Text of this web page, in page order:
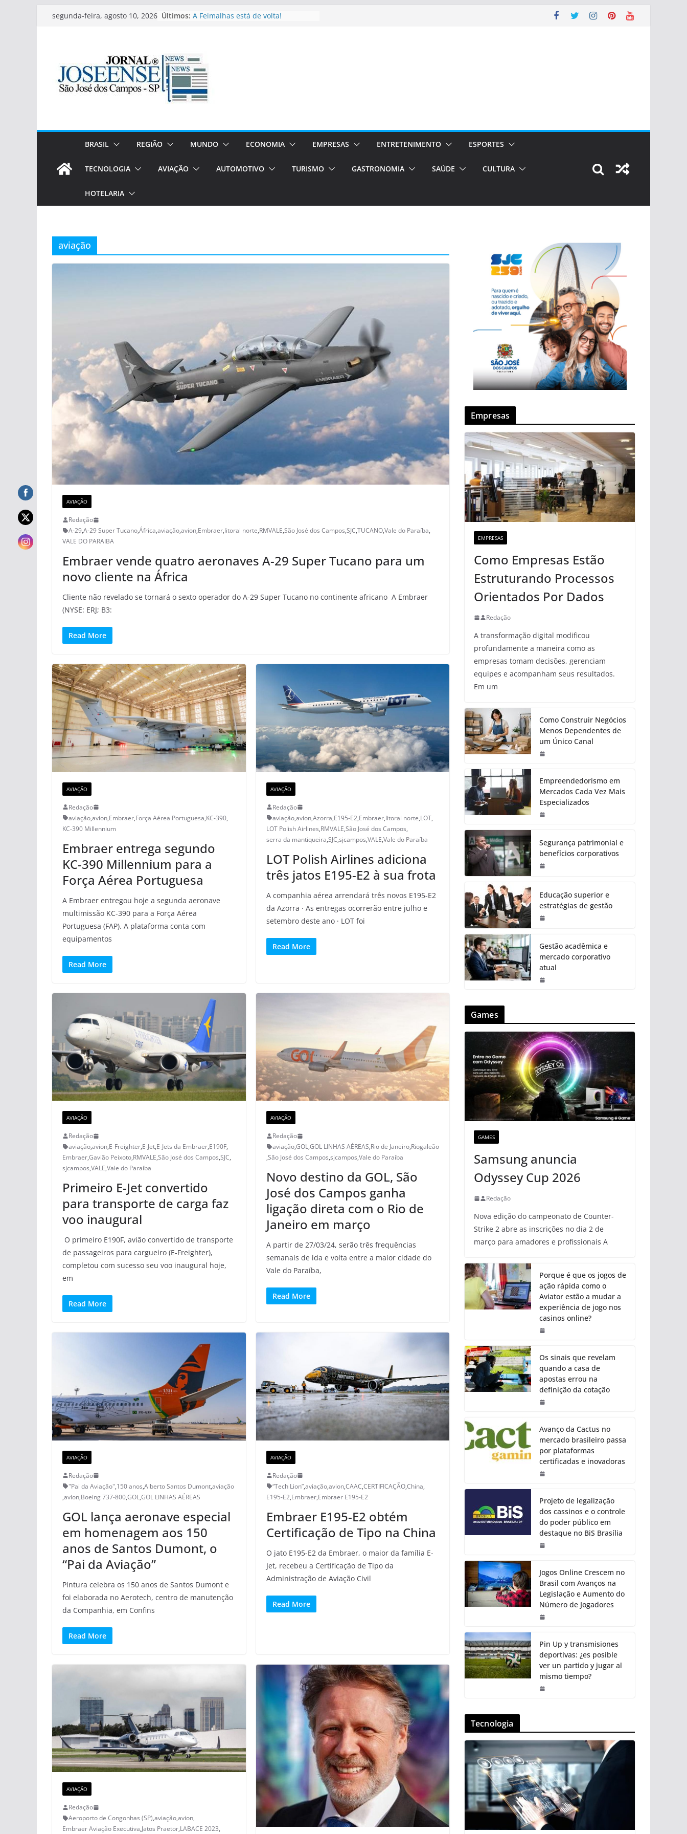
Pularsegunda-feira, agosto 10, 2026 Últimos: A Feimalhas está de volta!
impulsiona o turismo em Porto
Seguro com serviços de transfer,
passeios e traslados de alto padrão
Educa Mais Brasil bolsas –
lançadas vagas para o segundo
do vinho(experiências únicas e
BRASIL REGIÃO MUNDO ECONOMIA EMPRESAS ENTRETENIMENTO ESPORTES
TECNOLOGIA AVIAÇÃO AUTOMOTIVO TURISMO GASTRONOMIA SAÚDE CULTURA
HOTELARIA
aviação
AVIAÇÃO
Redação
A-29,A-29 Super Tucano,África,aviação,avion,Embraer,litoral norte,RMVALE,São José dos Campos,SJC,TUCANO,Vale do Paraíba,
VALE DO PARAIBA
Embraer vende quatro aeronaves A-29 Super Tucano para um
novo cliente na África
Cliente não revelado se tornará o sexto operador do A-29 Super Tucano no continente africano A Embraer
(NYSE: ERJ; B3:
Read More
AVIAÇÃO
Redação
aviação,avion,Embraer,Força Aérea Portuguesa,KC-390,
KC-390 Millennium
Embraer entrega segundo
KC-390 Millennium para a
Força Aérea Portuguesa
A Embraer entregou hoje a segunda aeronave
multimissão KC-390 para a Força Aérea
Portuguesa (FAP). A plataforma conta com
equipamentos
Read More
AVIAÇÃO
Redação
aviação,avion,Azorra,E195-E2,Embraer,litoral norte,LOT,
LOT Polish Airlines,RMVALE,São José dos Campos,
serra da mantiqueira,SJC,sjcampos,VALE,Vale do Paraíba
LOT Polish Airlines adiciona
três jatos E195-E2 à sua frota
A companhia aérea arrendará três novos E195-E2
da Azorra · As entregas ocorrerão entre julho e
setembro deste ano · LOT foi
Read More
AVIAÇÃO
Redação
aviação,avion,E-Freighter,E-Jet,E-Jets da Embraer,E190F,
Embraer,Gavião Peixoto,RMVALE,São José dos Campos,SJC,
sjcampos,VALE,Vale do Paraíba
Primeiro E-Jet convertido
para transporte de carga faz
voo inaugural
O primeiro E190F, avião convertido de transporte
de passageiros para cargueiro (E-Freighter),
completou com sucesso seu voo inaugural hoje,
em
Read More
AVIAÇÃO
Redação
aviação,GOL,GOL LINHAS AÉREAS,Rio de Janeiro,Riogaleão
,São José dos Campos,sjcampos,Vale do Paraíba
Novo destino da GOL, São
José dos Campos ganha
ligação direta com o Rio de
Janeiro em março
A partir de 27/03/24, serão três frequências
semanais de ida e volta entre a maior cidade do
Vale do Paraíba,
Read More
AVIAÇÃO
Redação
"Pai da Aviação",150 anos,Alberto Santos Dumont,aviação
,avion,Boeing 737-800,GOL,GOL LINHAS AÉREAS
GOL lança aeronave especial
em homenagem aos 150
anos de Santos Dumont, o
“Pai da Aviação”
Pintura celebra os 150 anos de Santos Dumont e
foi elaborada no Aerotech, centro de manutenção
da Companhia, em Confins
Read More
AVIAÇÃO
Redação
“Tech Lion”,aviação,avion,CAAC,CERTIFICAÇÃO,China,
E195-E2,Embraer,Embraer E195-E2
Embraer E195-E2 obtém
Certificação de Tipo na China
O jato E195-E2 da Embraer, o maior da família E-
Jet, recebeu a Certificação de Tipo da
Administração de Aviação Civil
Read More
AVIAÇÃO
Redação
Aeroporto de Congonhas (SP),aviação,avion,
Embraer Aviação Executiva,Jatos Praetor,LABACE 2023,
Empresas
EMPRESAS
Como Empresas Estão
Estruturando Processos
Orientados Por Dados
Redação
A transformação digital modificou
profundamente a maneira como as
empresas tomam decisões, gerenciam
equipes e acompanham seus resultados.
Em um
Como Construir Negócios
Menos Dependentes de
um Único Canal
Empreendedorismo em
Mercados Cada Vez Mais
Especializados
Segurança patrimonial e
benefícios corporativos
Educação superior e
estratégias de gestão
Gestão acadêmica e
mercado corporativo
atual
Games
GAMES
Samsung anuncia
Odyssey Cup 2026
Redação
Nova edição do campeonato de Counter-
Strike 2 abre as inscrições no dia 2 de
março para amadores e profissionais A
Porque é que os jogos de
ação rápida como o
Aviator estão a mudar a
experiência de jogo nos
casinos online?
Os sinais que revelam
quando a casa de
apostas errou na
definição da cotação
Avanço da Cactus no
mercado brasileiro passa
por plataformas
certificadas e inovadoras
Projeto de legalização
dos cassinos e o controle
do poder público em
destaque no BiS Brasília
Jogos Online Crescem no
Brasil com Avanços na
Legislação e Aumento do
Número de Jogadores
Pin Up y transmisiones
deportivas: ¿es posible
ver un partido y jugar al
mismo tiempo?
Tecnologia